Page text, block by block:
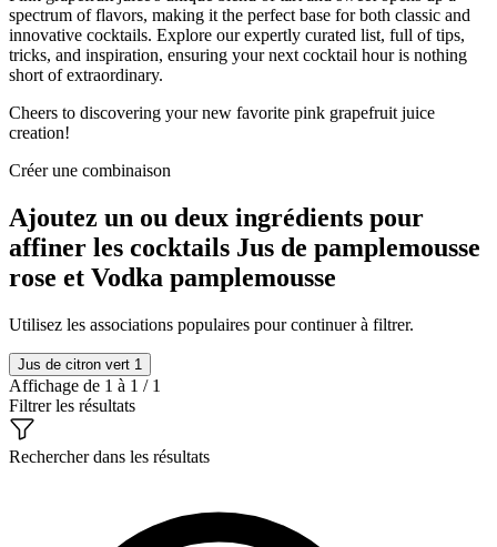
spectrum of flavors, making it the perfect base for both classic and
innovative cocktails. Explore our expertly curated list, full of tips,
tricks, and inspiration, ensuring your next cocktail hour is nothing
short of extraordinary.
Cheers to discovering your new favorite pink grapefruit juice
creation!
Créer une combinaison
Ajoutez un ou deux ingrédients pour
affiner les cocktails Jus de pamplemousse
rose et Vodka pamplemousse
Utilisez les associations populaires pour continuer à filtrer.
Jus de citron vert 1
Affichage de 1 à 1 / 1
Filtrer les résultats
Rechercher dans les résultats